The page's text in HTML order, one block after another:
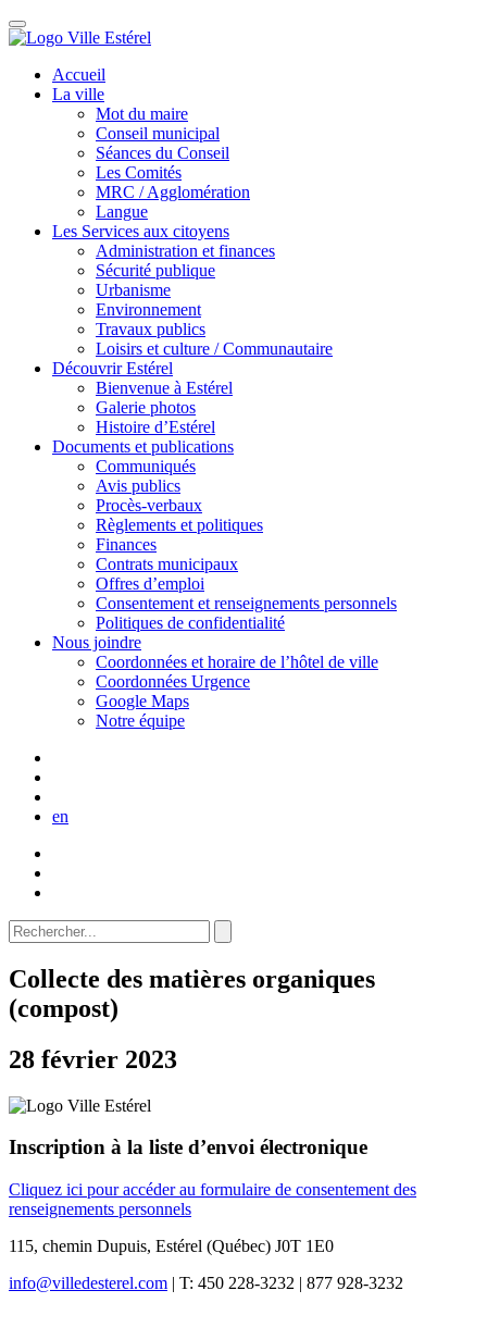
Accueil
La ville
Mot du maire
Conseil municipal
Séances du Conseil
Les Comités
MRC / Agglomération
Langue
Les Services aux citoyens
Administration et finances
Sécurité publique
Urbanisme
Environnement
Travaux publics
Loisirs et culture / Communautaire
Découvrir Estérel
Bienvenue à Estérel
Galerie photos
Histoire d’Estérel
Documents et publications
Communiqués
Avis publics
Procès-verbaux
Règlements et politiques
Finances
Contrats municipaux
Offres d’emploi
Consentement et renseignements personnels
Politiques de confidentialité
Nous joindre
Coordonnées et horaire de l’hôtel de ville
Coordonnées Urgence
Google Maps
Notre équipe
en
Collecte des matières organiques
(compost)
28 février 2023
Inscription à la liste d’envoi électronique
Cliquez ici pour accéder au formulaire de consentement des
renseignements personnels
115, chemin Dupuis, Estérel (Québec) J0T 1E0
info@villedesterel.com | T: 450 228-3232 | 877 928-3232